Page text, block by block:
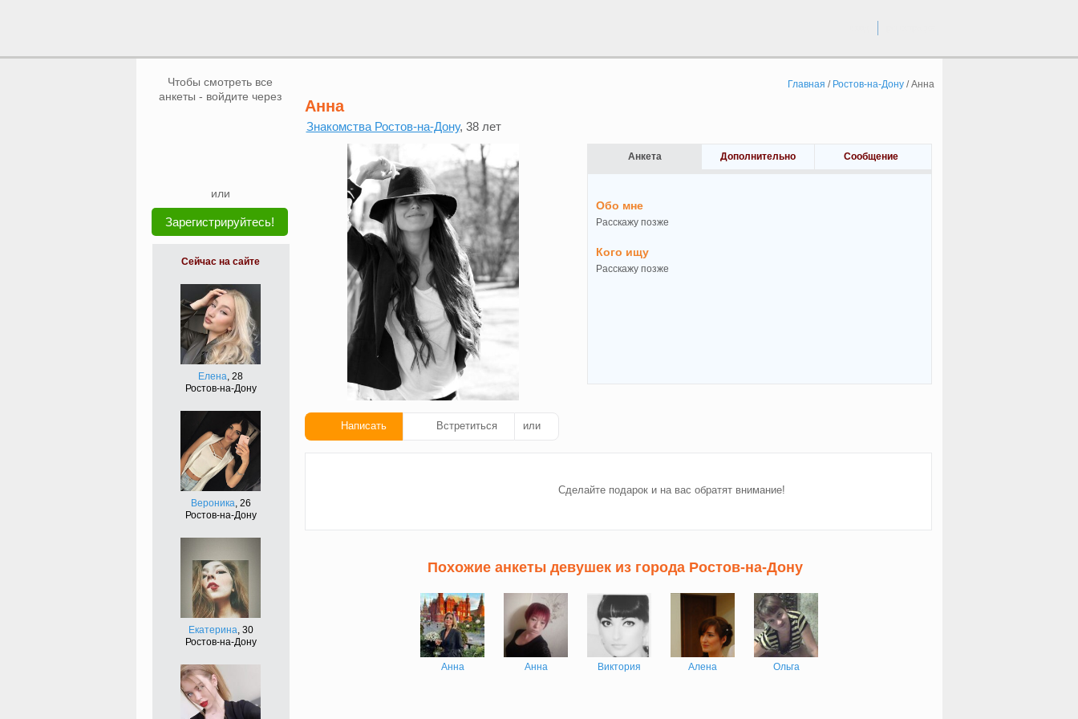
Чтобы смотреть все
анкеты - войдите через
или
Зарегистрируйтесь!
Сейчас на сайте
Елена, 28
Ростов-на-Дону
Вероника, 26
Ростов-на-Дону
Екатерина, 30
Ростов-на-Дону
Главная / Ростов-на-Дону/Анна
Анна
Знакомства Ростов-на-Дону, 38 лет
Написать Встретиться или
Анкета Дополнительно Сообщение
Обо мне
Расскажу позже
Кого ищу
Расскажу позже
Сделайте подарок и на вас обратят внимание!
Похожие анкеты девушек из города Ростов-на-Дону
Анна Анна Виктория Алена Ольга